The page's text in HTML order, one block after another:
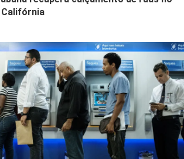
Califórnia